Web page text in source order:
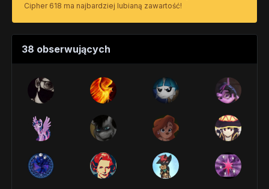
Cipher 618 ma najbardziej lubianą zawartość!
38 obserwujących